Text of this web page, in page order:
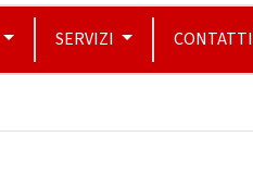
SERVIZI CONTATTI